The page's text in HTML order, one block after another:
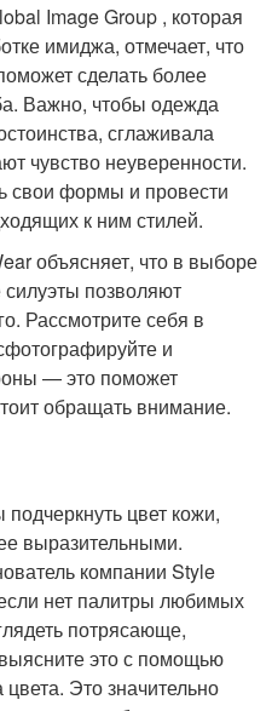
Image Group , которая
имиджа, отмечает, что
сделать более
Важно, чтобы одежда
сглаживала
чувство неуверенности.
свои формы и провести
к ним стилей.
объясняет, что в выборе
позволяют
Рассмотрите себя в
и
— это поможет
обращать внимание.
цвет кожи,
выразительными.
компании Style
нет палитры любимых
потрясающе,
это с помощью
Это значительно